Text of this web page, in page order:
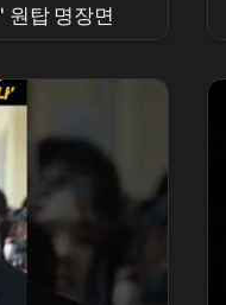
' 원탑 명장면